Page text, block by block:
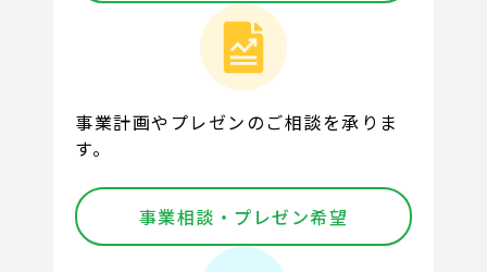
事業計画やプレゼンのご相談を承りま
す。
事業相談・プレゼン希望